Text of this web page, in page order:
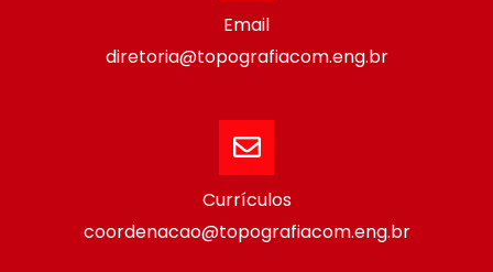
Email
diretoria@topografiacom.eng.br
Currículos
coordenacao@topografiacom.eng.br